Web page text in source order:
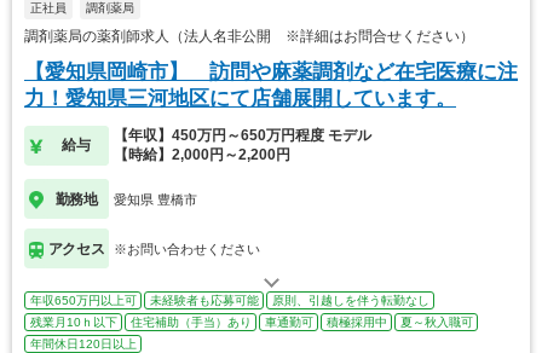
正社員 調剤薬局
調剤薬局の薬剤師求人（法人名非公開 ※詳細はお問合せください）
【愛知県岡崎市】 訪問や麻薬調剤など在宅医療に注
力！愛知県三河地区にて店舗展開しています。
給与
【年収】450万円～650万円程度 モデル
【時給】2,000円～2,200円
勤務地 愛知県 豊橋市
アクセス ※お問い合わせください
年収650万円以上可 未経験者も応募可能
原則、引越しを伴う転勤なし
残業月10ｈ以下
住宅補助（手当）あり 車通勤可 積極採用中
夏～秋入職可
年間休日120日以上